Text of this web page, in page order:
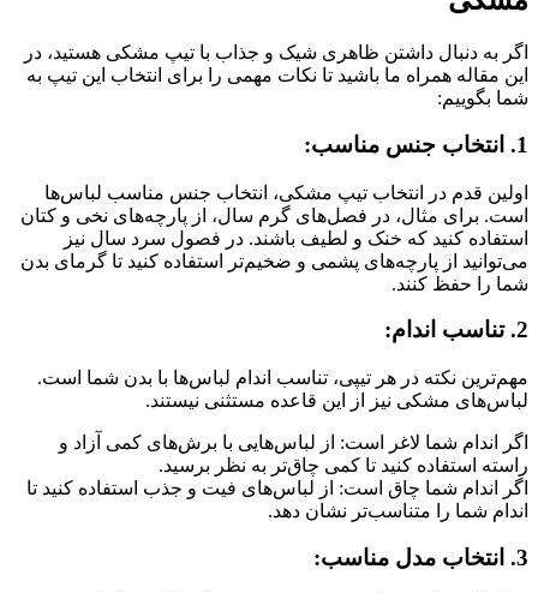
به دنبال داشتن ظاهری شیک و جذاب با تیپ مشکی هستید، در
همراه ما باشید تا نکات مهمی را برای انتخاب این تیپ به
بگوییم:
قدم در انتخاب تیپ مشکی، انتخاب جنس مناسب لباس‌ها
برای مثال، در فصل‌های گرم سال، از پارچه‌های نخی و کتان
کنید که خنک و لطیف باشند. در فصول سرد سال نیز
از پارچه‌های پشمی و ضخیم‌تر استفاده کنید تا گرمای بدن
را حفظ کنند.
نکته در هر تیپی، تناسب اندام لباس‌ها با بدن شما است.
مشکی نیز از این قاعده مستثنی نیستند.
اندام شما لاغر است: از لباس‌هایی با برش‌های کمی آزاد و
استفاده کنید تا کمی چاق‌تر به نظر برسید.
اندام شما چاق است: از لباس‌های فیت و جذب استفاده کنید تا
شما را متناسب‌تر نشان دهد.